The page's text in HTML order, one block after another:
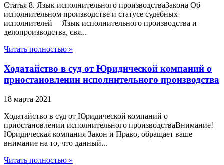
Статья 8. Язык исполнительного производстваЗакона Об
исполнительном производстве и статусе судебных
исполнителей Язык исполнительного производства и
делопроизводства, свя...
Читать полностью »
Ходатайство в суд от Юридической компаний о
приостановлении исполнительного производства
18 марта 2021
Ходатайство в суд от Юридической компаний о
приостановлении исполнительного производстваВнимание!
Юридическая компания Закон и Право, обращает ваше
внимание на то, что данный...
Читать полностью »